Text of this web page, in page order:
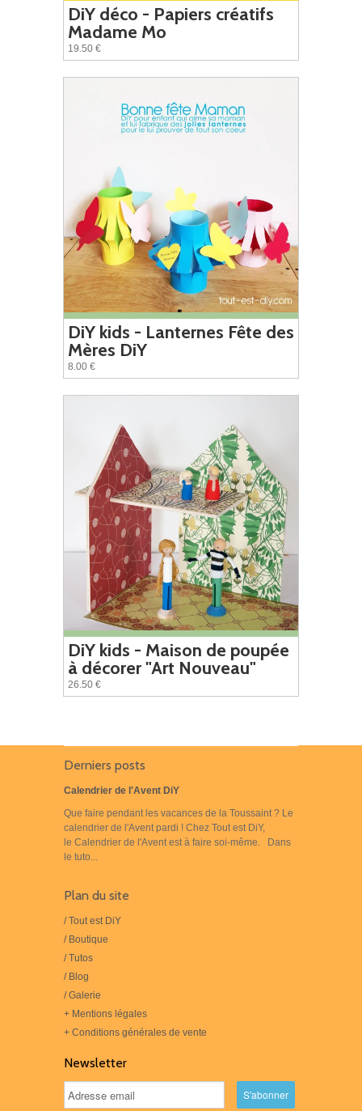
DiY déco - Papiers créatifs
Madame Mo
19.50 €
DiY kids - Lanternes Fête des
Mères DiY
8.00 €
DiY kids - Maison de poupée
à décorer "Art Nouveau"
26.50 €
Derniers posts
Calendrier de l'Avent DiY
Que faire pendant les vacances de la Toussaint ? Le
calendrier de l'Avent pardi ! Chez Tout est DiY,
le Calendrier de l'Avent est à faire soi-même. Dans
le tuto...
Plan du site
/ Tout est DiY
/ Boutique
/ Tutos
/ Blog
/ Galerie
+ Mentions légales
+ Conditions générales de vente
Newsletter